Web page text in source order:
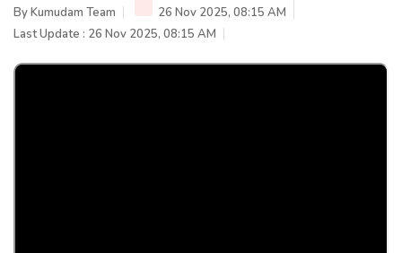
ByKumudam Team
26 Nov 2025, 08:15 AM
Last Update : 26 Nov 2025, 08:15 AM